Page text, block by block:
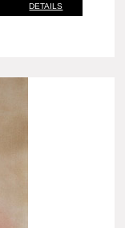
DETAILS